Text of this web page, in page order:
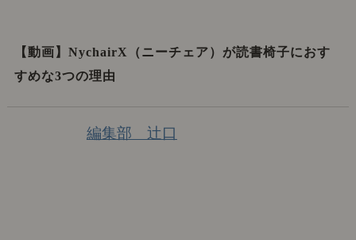
【動画】NychairX（ニーチェア）が読書椅子におす
すめな3つの理由
編集部 辻口